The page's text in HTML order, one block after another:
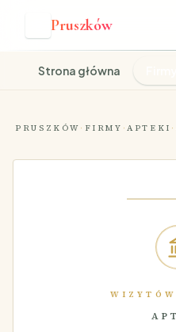
Pruszków
Strona główna
PRUSZKÓW · FIRMY ·APTEKI ·